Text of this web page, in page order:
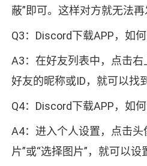
蔽”即可。这样对方就无法再
Q3：Discord下载APP，如
A3：在好友列表中，点击
好友的昵称或ID，就可以找
Q4：Discord下载APP，如
A4：进入个人设置，点击头
片”或“选择图片”，就可以设